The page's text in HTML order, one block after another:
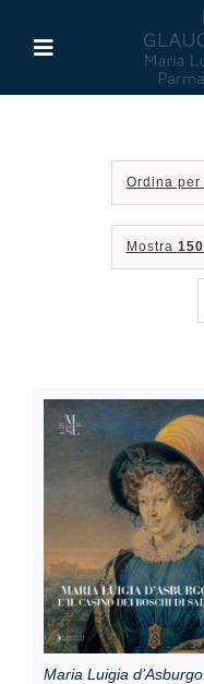
contenuto
Toggle
Maria Luigia
Attività
Pubblicazioni
Collezione
Contatti e biglietti
Ordina per
Mostra
Maria Luigia